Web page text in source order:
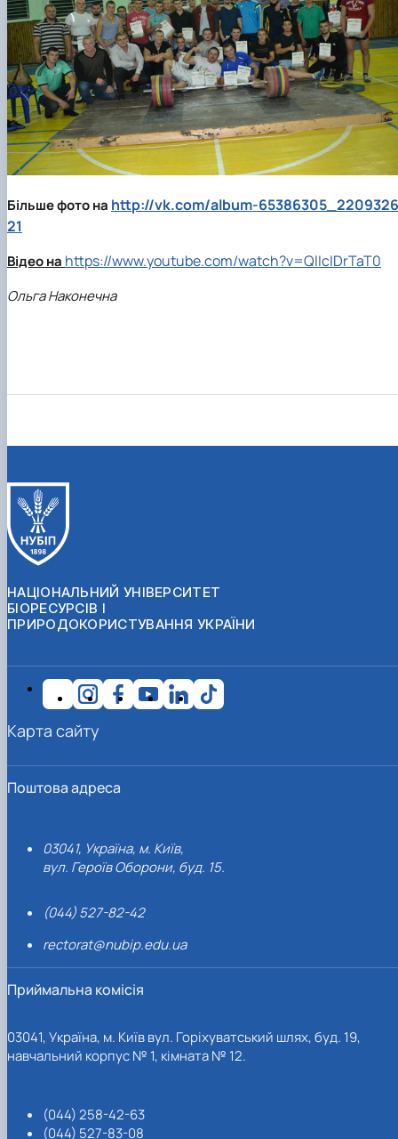
Більше фото на http://vk.com/album-65386305_2209326
21
Відео на https://www.youtube.com/watch?v=QlIcIDrTaT0
Ольга Наконечна
НАЦІОНАЛЬНИЙ УНІВЕРСИТЕТ
БІОРЕСУРСІВ І
ПРИРОДОКОРИСТУВАННЯ УКРАЇНИ
Поштова адреса
03041, Україна, м. Київ,
вул. Героїв Оборони, буд. 15.
(044) 527-82-42
rectorat@nubip.edu.ua
Приймальна комісія
03041, Україна, м. Київ вул. Горіхуватський шлях, буд. 19,
навчальний корпус № 1, кімната № 12.
(044) 258-42-63
(044) 527-83-08
Карта сайту